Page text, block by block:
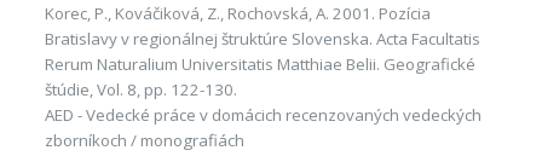
Korec, P., Kováčiková, Z., Rochovská, A. 2001. Pozícia
Bratislavy v regionálnej štruktúre Slovenska. Acta Facultatis
Rerum Naturalium Universitatis Matthiae Belii. Geografické
štúdie, Vol. 8, pp. 122-130.
AED - Vedecké práce v domácich recenzovaných vedeckých
zborníkoch / monografiách